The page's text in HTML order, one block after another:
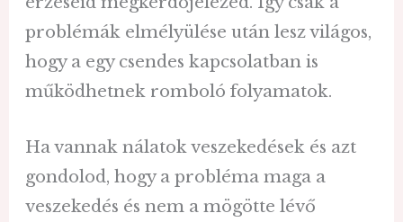
problémák elmélyülése után lesz világos,
hogy a egy csendes kapcsolatban is
működhetnek romboló folyamatok.
Ha vannak nálatok veszekedések és azt
gondolod, hogy a probléma maga a
veszekedés és nem a mögötte lévő